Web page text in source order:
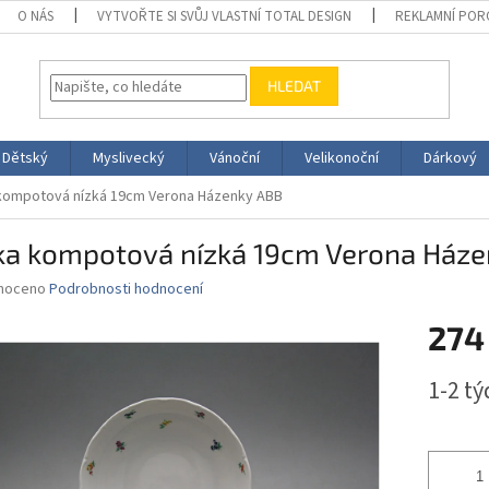
O NÁS VYTVOŘTE SI SVŮJ VLASTNÍ TOTAL DESIGN REKLAMNÍ
HLEDAT
Dětský Myslivecký Vánoční Velikonoční Dárkový
nízká 19cm Verona Házenky ABB
kompotová nízká 19cm Verona
Podrobnosti hodnocení
cena:
1-2